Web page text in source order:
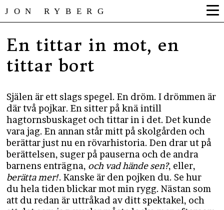
JON RYBERG
En tittar in mot, en
tittar bort
Själen är ett slags spegel. En dröm. I drömmen är
där två pojkar. En sitter på knä intill
hagtornsbuskaget och tittar in i det. Det kunde
vara jag. En annan står mitt på skolgården och
berättar just nu en rövarhistoria. Den drar ut på
berättelsen, suger på pauserna och de andra
barnens enträgna, och vad hände sen?, eller,
berätta mer!. Kanske är den pojken du. Se hur
du hela tiden blickar mot min rygg. Nästan som
att du redan är uttråkad av ditt spektakel, och